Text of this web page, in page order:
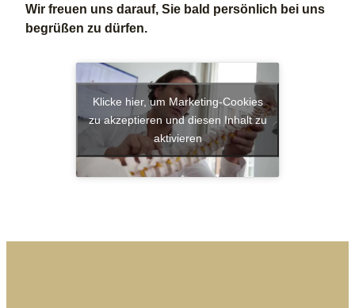
Klicke hier, um Marketing-Cookies
zu akzeptieren und diesen Inhalt zu
aktivieren
Wir freuen uns darauf, Sie bald persönlich bei uns
begrüßen zu dürfen.